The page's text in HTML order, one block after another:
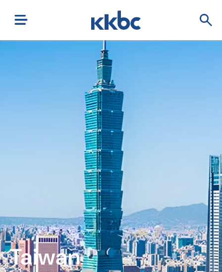
Taiwan